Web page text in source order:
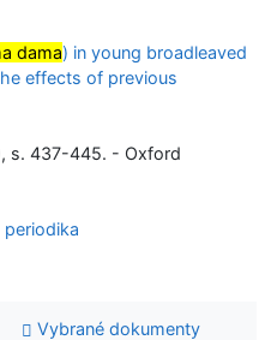
dama) in young broadleaved
effects of previous
s. 437-445. - Oxford
periodika
Vybrané dokumenty